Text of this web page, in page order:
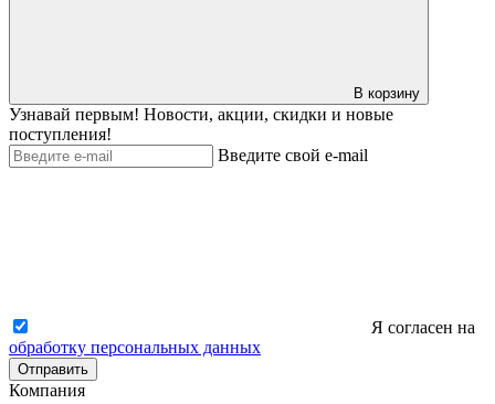
В корзину
Узнавай первым! Новости, акции, скидки и новые
поступления!
Введите свой e-mail
Я согласен на
обработку персональных данных
Отправить
Компания